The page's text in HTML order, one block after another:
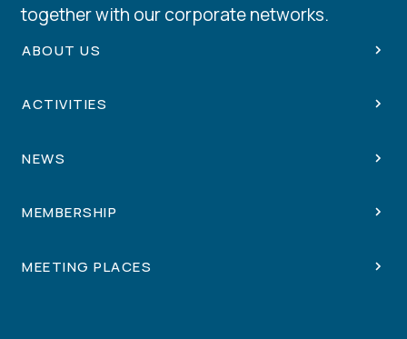
together with our corporate networks.
ABOUT US
ACTIVITIES
NEWS
MEMBERSHIP
MEETING PLACES